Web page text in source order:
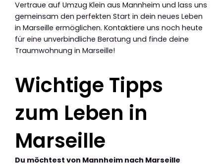
Vertraue auf Umzug Klein aus Mannheim und lass uns
gemeinsam den perfekten Start in dein neues Leben
in Marseille ermöglichen. Kontaktiere uns noch heute
für eine unverbindliche Beratung und finde deine
Traumwohnung in Marseille!
Wichtige Tipps
zum Leben in
Marseille
Du möchtest von Mannheim nach Marseille